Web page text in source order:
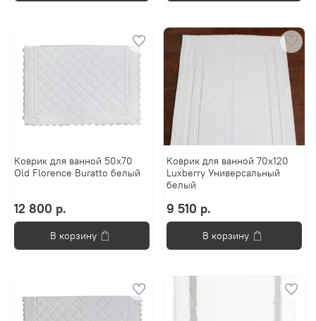
Коврик для ванной 50х70
Old Florence Buratto белый
12 800 р.
В корзину
Коврик для ванной 70х120
Luxberry Универсальный
белый
9 510 р.
В корзину